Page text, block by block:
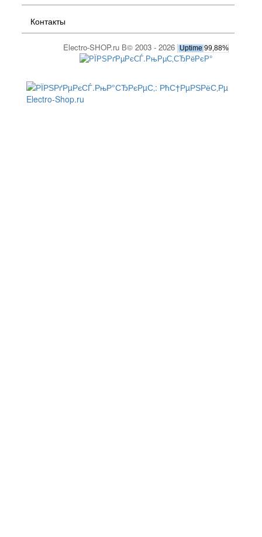
Контакты
Electro-SHOP.ru В© 2003 - 2026